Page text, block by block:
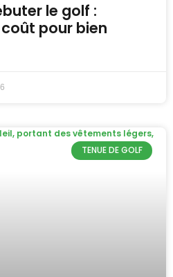
le golf :
pour bien
TENUE DE GOLF